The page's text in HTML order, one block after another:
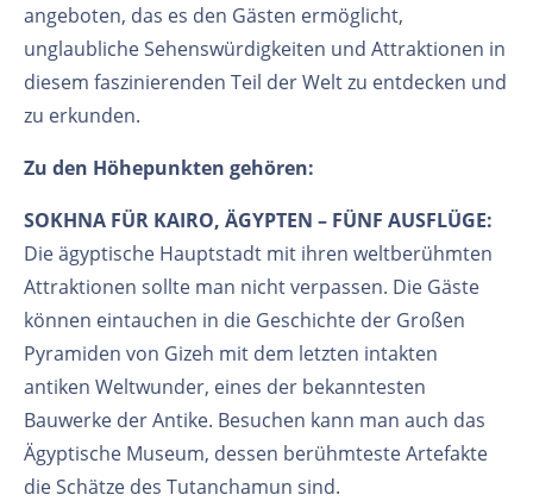
angeboten, das es den Gästen ermöglicht,
unglaubliche Sehenswürdigkeiten und Attraktionen in
diesem faszinierenden Teil der Welt zu entdecken und
zu erkunden.
Zu den Höhepunkten gehören:
SOKHNA FÜR KAIRO, ÄGYPTEN – FÜNF AUSFLÜGE:
Die ägyptische Hauptstadt mit ihren weltberühmten
Attraktionen sollte man nicht verpassen. Die Gäste
können eintauchen in die Geschichte der Großen
Pyramiden von Gizeh mit dem letzten intakten
antiken Weltwunder, eines der bekanntesten
Bauwerke der Antike. Besuchen kann man auch das
Ägyptische Museum, dessen berühmteste Artefakte
die Schätze des Tutanchamun sind.